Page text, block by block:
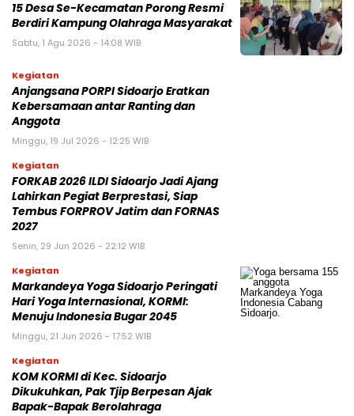
15 Desa Se-Kecamatan Porong Resmi
Berdiri Kampung Olahraga Masyarakat
Sabtu, 1 Agu 2026 - 14:08 WIB
Kegiatan
Anjangsana PORPI Sidoarjo Eratkan
Kebersamaan antar Ranting dan
Anggota
Minggu, 19 Jul 2026 - 12:25 WIB
Kegiatan
FORKAB 2026 ILDI Sidoarjo Jadi Ajang
Lahirkan Pegiat Berprestasi, Siap
Tembus FORPROV Jatim dan FORNAS
2027
Senin, 29 Jun 2026 - 22:12 WIB
Kegiatan
Markandeya Yoga Sidoarjo Peringati
Hari Yoga Internasional, KORMI:
Menuju Indonesia Bugar 2045
Minggu, 21 Jun 2026 - 17:52 WIB
Kegiatan
KOM KORMI di Kec. Sidoarjo
Dikukuhkan, Pak Tjip Berpesan Ajak
Bapak-Bapak Berolahraga